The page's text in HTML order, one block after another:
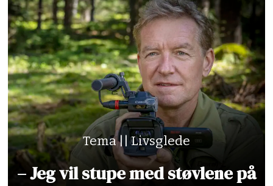
Tema || Livsglede
– Jeg vil stupe med støvlene på